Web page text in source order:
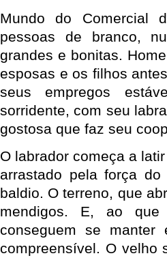
Mundo do Comercial
pessoas de branco,
grandes e bonitas.
esposas e os filhos
seus empregos
sorridente, com seu
gostosa que faz seu
O labrador começa a
arrastado pela força
baldio. O terreno, que
mendigos. E, ao
conseguem se
compreensível. O velho